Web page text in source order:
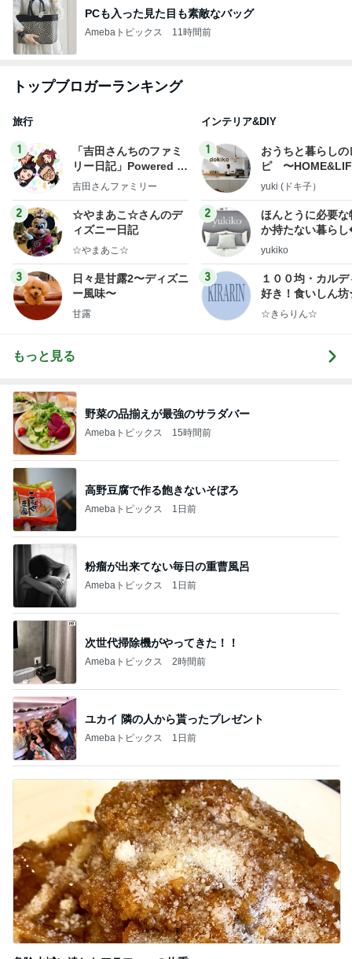
PCも入った見た目も素敵なバッグ
Amebaトピックス 11時間前
トップブロガーランキング
旅行
1
「吉田さんちのファミ
リー日記」Powered b
y Ameba 吉田さんファ
ログ
吉田さんファミリー
2
☆やまあこ☆さんのデ
ィズニー日記
☆やまあこ☆
3
日々是甘露2〜ディズニ
ー風味〜
甘露
インテリア&DIY
1
おうちと暮らしの
ピ 〜
yuki (ドキ子）
2
ほんとうに必要な
か持たない暮ら
ep Life Simple◆
yukiko
3
１００均・カルデ
好き！食いしん
らりん☆のブログ
☆きらりん☆
もっと見る
野菜の品揃えが最強のサラダバー
Amebaトピックス 15時間前
高野豆腐で作る飽きないそぼろ
Amebaトピックス 1日前
粉瘤が出来てない毎日の重曹風呂
Amebaトピックス 1日前
次世代掃除機がやってきた！！
Amebaトピックス 2時間前
ユカイ 隣の人から貰ったプレゼント
Amebaトピックス 1日前